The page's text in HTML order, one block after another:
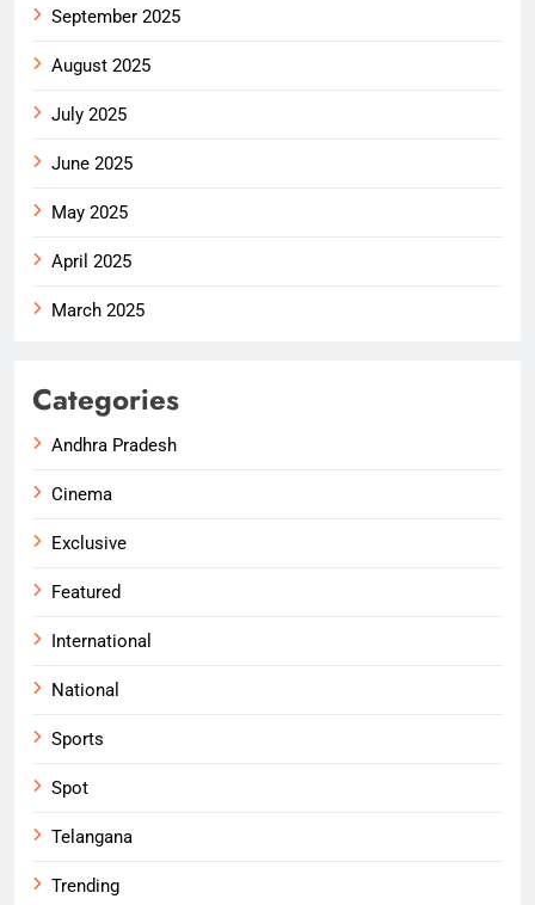
September 2025
August 2025
July 2025
June 2025
May 2025
April 2025
March 2025
Categories
Andhra Pradesh
Cinema
Exclusive
Featured
International
National
Sports
Spot
Telangana
Trending